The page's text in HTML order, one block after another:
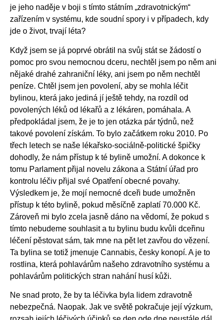
je jeho naděje v boji s tímto státním „zdravotnickým“
zařízením v systému, kde soudní spory i v případech, kdy
jde o život, trvají léta?
Když jsem se já poprvé obrátil na svůj stát se žádostí o
pomoc pro svou nemocnou dceru, nechtěl jsem po něm ani
nějaké drahé zahraniční léky, ani jsem po něm nechtěl
peníze. Chtěl jsem jen povolení, aby se mohla léčit
bylinou, která jako jediná jí ještě tehdy, na rozdíl od
povolených léků od lékařů a z lékáren, pomáhala. A
předpokládal jsem, že je to jen otázka pár týdnů, než
takové povolení získám. To bylo začátkem roku 2010. Po
třech letech se naše lékařsko-sociálně-politické špičky
dohodly, že nám přístup k té bylině umožní. A dokonce k
tomu Parlament přijal novelu zákona a Státní úřad pro
kontrolu léčiv přijal své Opatření obecné povahy.
Výsledkem je, že mojí nemocné dceři bude umožněn
přístup k této bylině, pokud měsíčně zaplatí 70.000 Kč.
Zároveň mi bylo zcela jasně dáno na vědomí, že pokud s
tímto nebudeme souhlasit a tu bylinu budu kvůli dceřinu
léčení pěstovat sám, tak mne na pět let zavřou do vězení.
Ta bylina se totiž jmenuje Cannabis, česky konopí. A je to
rostlina, která pohlavárům našeho zdravotního systému a
pohlavárům politických stran nahání husí kůži.
Ne snad proto, že by ta léčivka byla lidem zdravotně
nebezpečná. Naopak. Jak ve světě pokračuje její výzkum,